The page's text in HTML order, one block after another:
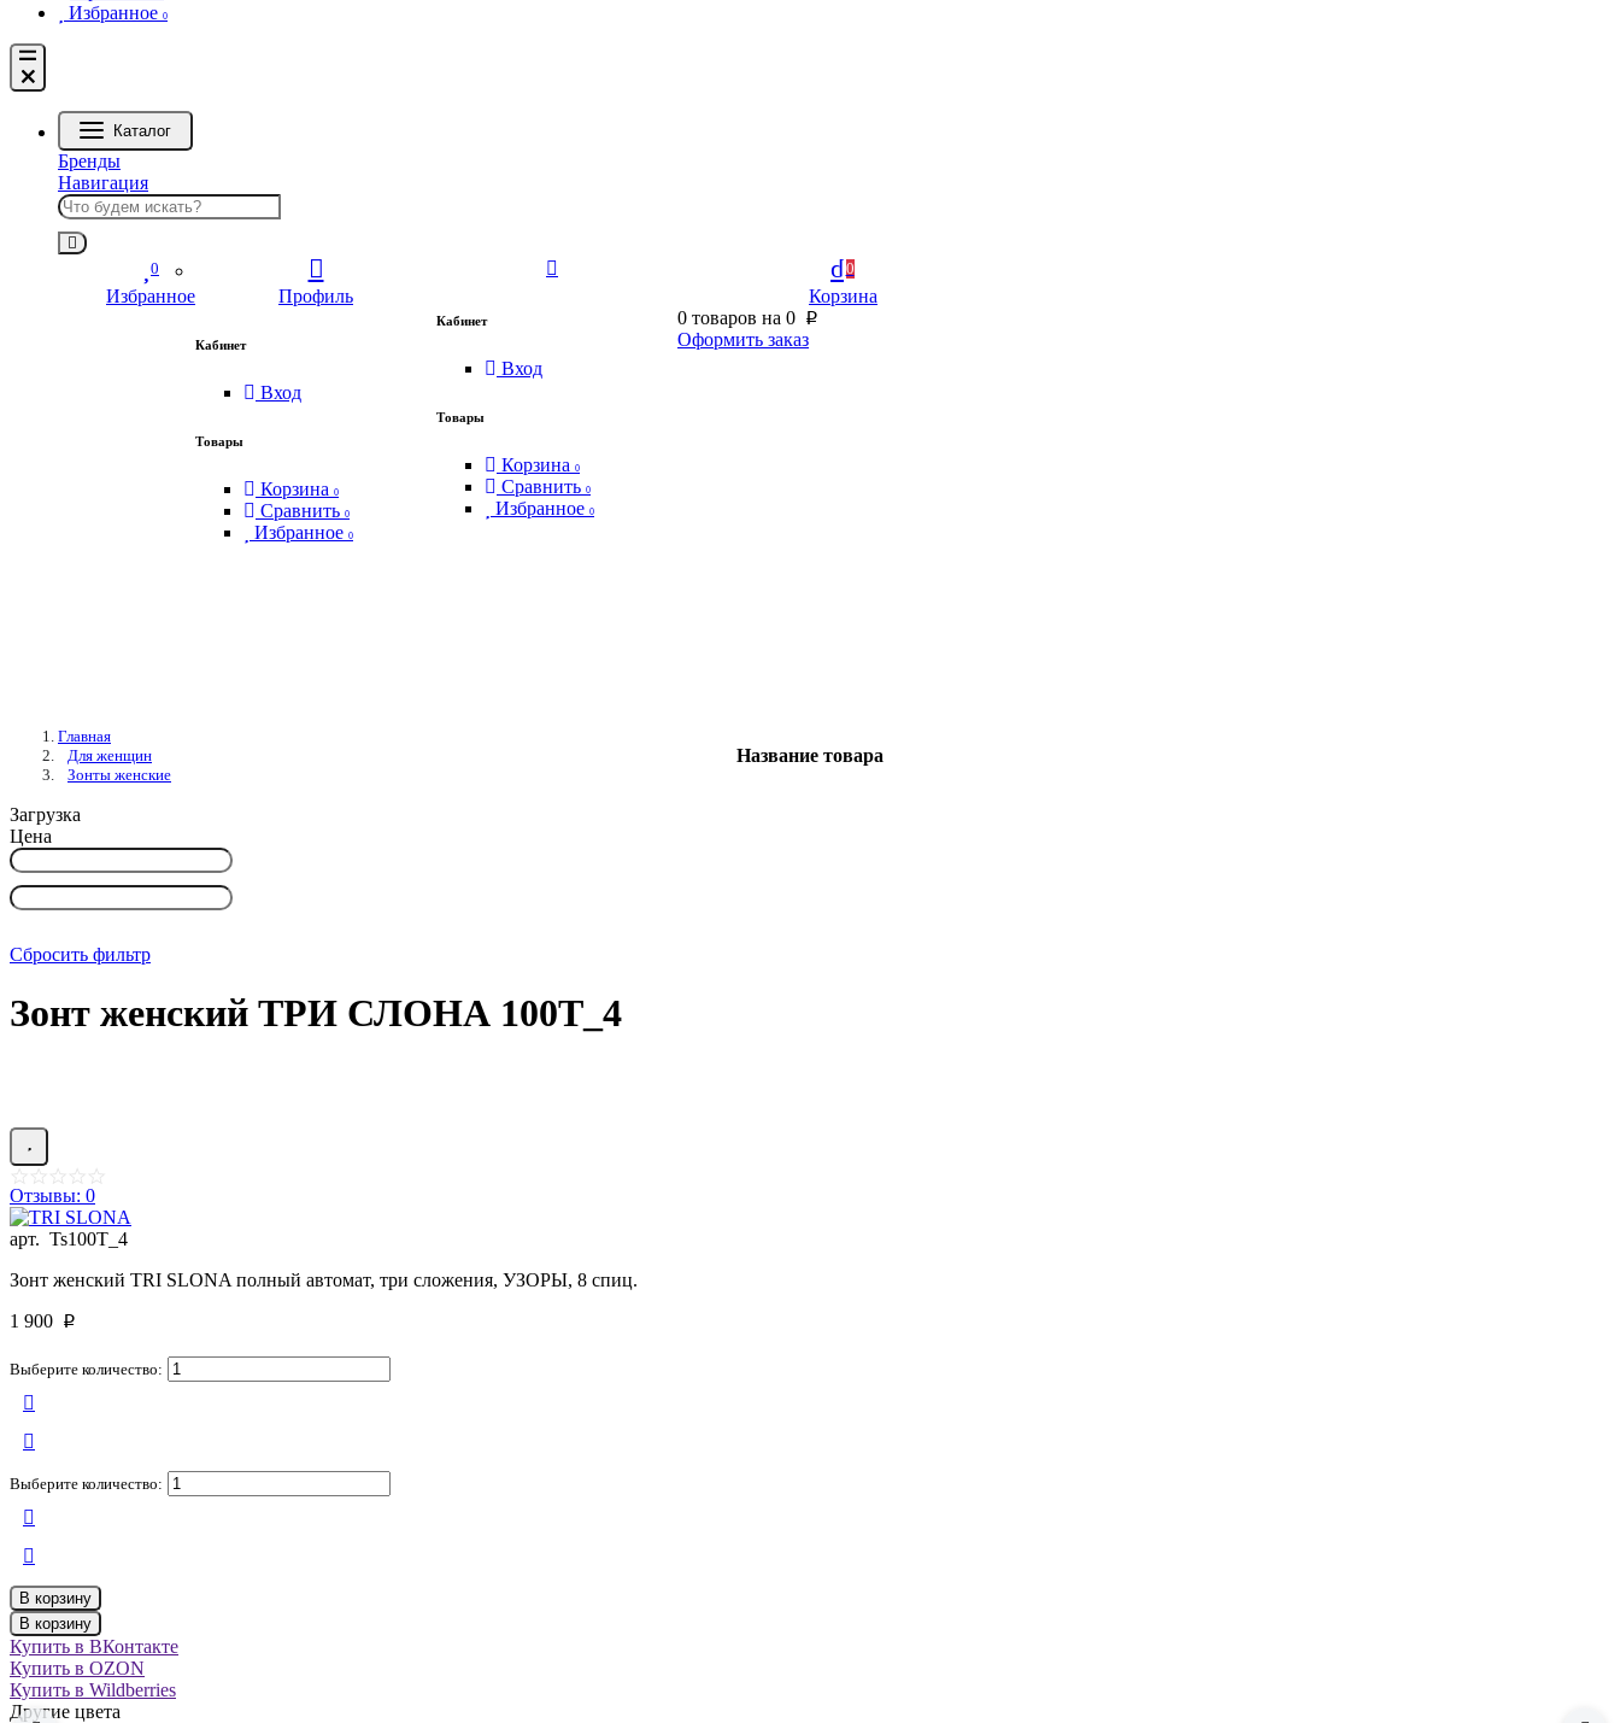
Избранное 0
Каталог
Бренды
Навигация
0
Избранное Профиль
Кабинет
Вход
Товары
Корзина 0
Сравнить 0
Избранное 0
Кабинет
Вход
Товары
Корзина 0
Сравнить 0
Избранное 0
0
Корзина
0 товаров на 0 p
Оформить заказ
Главная
Для женщин
Зонты женские
Название товара
Загрузка
Цена
Сбросить фильтр
Зонт женский ТРИ СЛОНА 100T_4
Отзывы: 0
арт. Ts100T_4
Зонт женский TRI SLONA полный автомат, три сложения, УЗОРЫ, 8 спиц.
1 900 p
Выберите количество:
Выберите количество:
В корзину
В корзину
Купить в ВКонтакте
Купить в OZON
Купить в Wildberries
Другие цвета